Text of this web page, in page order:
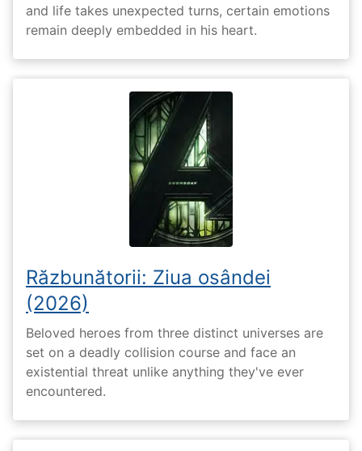
and life takes unexpected turns, certain emotions
remain deeply embedded in his heart.
Răzbunătorii: Ziua osândei
(2026)
Beloved heroes from three distinct universes are
set on a deadly collision course and face an
existential threat unlike anything they've ever
encountered.